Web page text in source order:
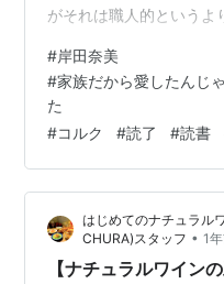
がそれは職人的というよ
は、乳の集団疎開。 わ
していたようです。い
で、あと２カップ上げ
したかと思えば「それ
#岸田奈美
#家族だから愛したんじ
た
#コルク #読了 #読書
はじめてのナチュラ
CHURA)スタッフ • 1
【ナチュラルワイン